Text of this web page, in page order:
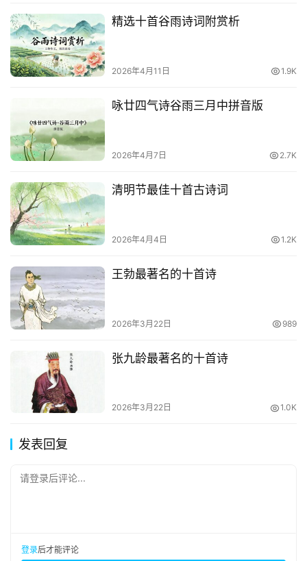
精选十首谷雨诗词附赏析
2026年4月11日 1.9K
咏廿四气诗谷雨三月中拼音版
2026年4月7日 2.7K
清明节最佳十首古诗词
2026年4月4日 1.2K
王勃最著名的十首诗
2026年3月22日 989
张九龄最著名的十首诗
2026年3月22日 1.0K
发表回复
请登录后评论...
登录后才能评论